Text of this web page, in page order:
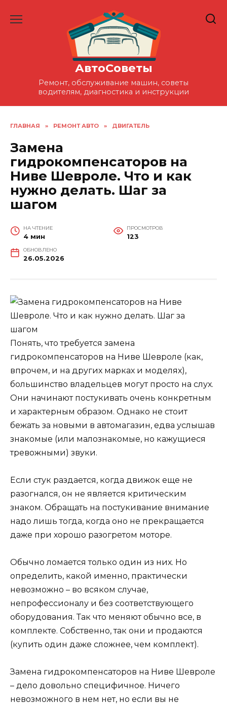
АвтоСоветы
Ремонт, обслуживание машин, советы
водителям, диагностика и инструкции
ГЛАВНАЯ » РЕМОНТ АВТО » ДВИГАТЕЛЬ
Замена
гидрокомпенсаторов на
Ниве Шевроле. Что и как
нужно делать. Шаг за
шагом
НА ЧТЕНИЕ
4 мин
ПРОСМОТРОВ
123
ОБНОВЛЕНО
26.05.2026
Понять, что требуется замена
гидрокомпенсаторов на Ниве Шевроле (как,
впрочем, и на других марках и моделях),
большинство владельцев могут просто на слух.
Они начинают постукивать очень конкретным
и характерным образом. Однако не стоит
бежать за новыми в автомагазин, едва услышав
знакомые (или малознакомые, но кажущиеся
тревожными) звуки.
Если стук раздается, когда движок еще не
разогнался, он не является критическим
знаком. Обращать на постукивание внимание
надо лишь тогда, когда оно не прекращается
даже при хорошо разогретом моторе.
Обычно ломается только один из них. Но
определить, какой именно, практически
невозможно – во всяком случае,
непрофессионалу и без соответствующего
оборудования. Так что меняют обычно все, в
комплекте. Собственно, так они и продаются
(купить один даже сложнее, чем комплект).
Замена гидрокомпенсаторов на Ниве Шевроле
– дело довольно специфичное. Ничего
невозможного в нем нет, но если вы не